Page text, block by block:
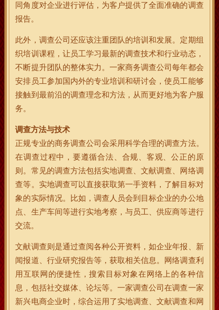
同角度对企业进行评估，为客户提供了全面准确的调查
报告。
此外，调查公司还应该注重团队的培训和发展。定期组
织培训课程，让员工学习最新的调查技术和行业动态，
不断提升团队的整体实力。一家商务调查公司每年都会
安排员工参加国内外的专业培训和研讨会，使员工能够
接触到最前沿的调查理念和方法，从而更好地为客户服
务。
调查方法与技术
正规专业的商务调查公司会采用科学合理的调查方法。
在调查过程中，要遵循合法、合规、客观、公正的原
则。常见的调查方法包括实地调查、文献调查、网络调
查等。实地调查可以直接获取第一手资料，了解目标对
象的实际情况。比如，调查人员会到目标企业的办公地
点、生产车间等进行实地考察，与员工、供应商等进行
交流。
文献调查则是通过查阅各种公开资料，如企业年报、新
闻报道、行业研究报告等，获取相关信息。网络调查利
用互联网的便捷性，搜索目标对象在网络上的各种信
息，包括社交媒体、论坛等。一家调查公司在调查一家
新兴电商企业时，综合运用了实地调查、文献调查和网